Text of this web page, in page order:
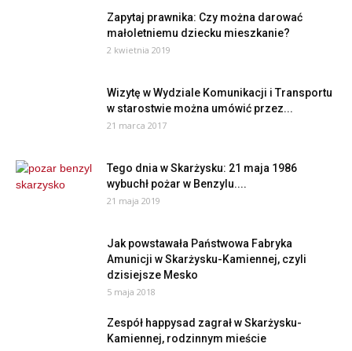
Zapytaj prawnika: Czy można darować
małoletniemu dziecku mieszkanie?
2 kwietnia 2019
Wizytę w Wydziale Komunikacji i Transportu
w starostwie można umówić przez...
21 marca 2017
Tego dnia w Skarżysku: 21 maja 1986
wybuchł pożar w Benzylu....
21 maja 2019
Jak powstawała Państwowa Fabryka
Amunicji w Skarżysku-Kamiennej, czyli
dzisiejsze Mesko
5 maja 2018
Zespół happysad zagrał w Skarżysku-
Kamiennej, rodzinnym mieście